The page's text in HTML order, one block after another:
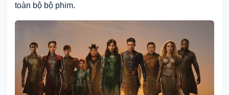
toàn bộ bộ phim.